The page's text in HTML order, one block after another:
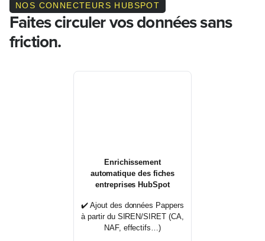
NOS CONNECTEURS HUBSPOT
Faites circuler vos données sans
friction.
Enrichissement
automatique des fiches
entreprises HubSpot
✔️ Ajout des données Pappers
à partir du SIREN/SIRET (CA,
NAF, effectifs…)